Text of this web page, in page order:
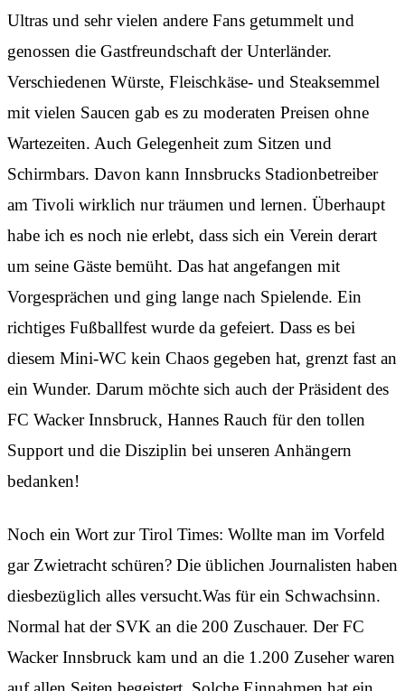
Ultras und sehr vielen andere Fans getummelt und
genossen die Gastfreundschaft der Unterländer.
Verschiedenen Würste, Fleischkäse- und Steaksemmel
mit vielen Saucen gab es zu moderaten Preisen ohne
Wartezeiten. Auch Gelegenheit zum Sitzen und
Schirmbars. Davon kann Innsbrucks Stadionbetreiber
am Tivoli wirklich nur träumen und lernen. Überhaupt
habe ich es noch nie erlebt, dass sich ein Verein derart
um seine Gäste bemüht. Das hat angefangen mit
Vorgesprächen und ging lange nach Spielende. Ein
richtiges Fußballfest wurde da gefeiert. Dass es bei
diesem Mini-WC kein Chaos gegeben hat, grenzt fast an
ein Wunder. Darum möchte sich auch der Präsident des
FC Wacker Innsbruck, Hannes Rauch für den tollen
Support und die Disziplin bei unseren Anhängern
bedanken!
Noch ein Wort zur Tirol Times: Wollte man im Vorfeld
gar Zwietracht schüren? Die üblichen Journalisten haben
diesbezüglich alles versucht.Was für ein Schwachsinn.
Normal hat der SVK an die 200 Zuschauer. Der FC
Wacker Innsbruck kam und an die 1.200 Zuseher waren